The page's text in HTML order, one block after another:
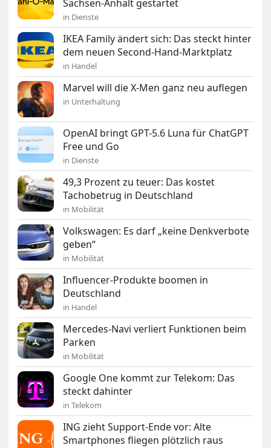
Sachsen-Anhalt gestartet
in Dienste
IKEA Family ändert sich: Das steckt hinter
dem neuen Second-Hand-Marktplatz
in Handel
Marvel will die X-Men ganz neu auflegen
in Unterhaltung
OpenAI bringt GPT-5.6 Luna für ChatGPT
Free und Go
in Dienste
49,3 Prozent zu teuer: Das kostet
Tachobetrug in Deutschland
in Mobilität
Volkswagen: Es darf „keine Denkverbote
geben“
in Mobilität
Influencer-Produkte boomen in
Deutschland
in Handel
Mercedes-Navi verliert Funktionen beim
Parken
in Mobilität
Google One kommt zur Telekom: Das
steckt dahinter
in Telekom
ING zieht Support-Ende vor: Alte
Smartphones fliegen plötzlich raus